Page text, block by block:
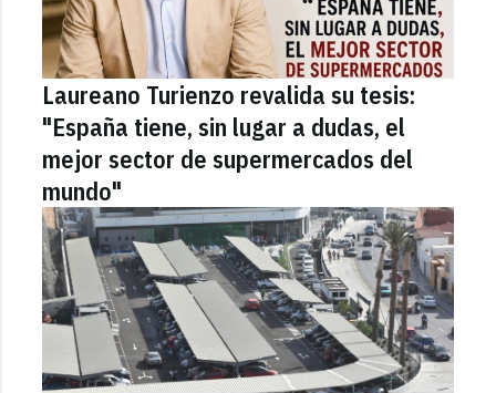
Laureano Turienzo revalida su tesis:
"España tiene, sin lugar a dudas, el
mejor sector de supermercados del
mundo"